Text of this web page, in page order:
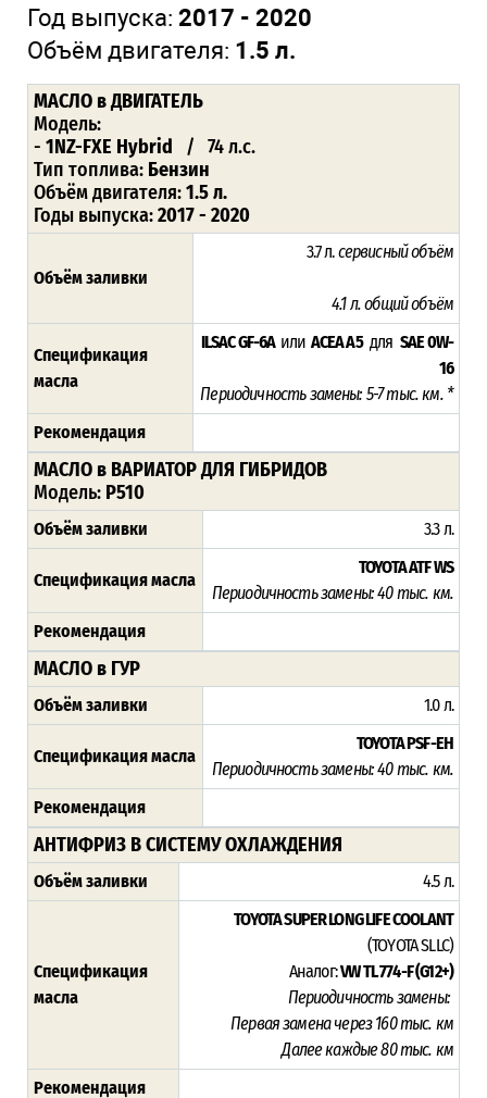
Год выпуска: 2017 - 2020
Объём двигателя: 1.5 л.
МАСЛО в ДВИГАТЕЛЬ
Модель:
- 1NZ-FXE Hybrid / 74 л.с.
Тип топлива: Бензин
Объём двигателя:1.5 л.
Годы выпуска:2017 - 2020
Объём заливки
3.7 л.сервисный объём
4.1 л.общий объём
Спецификация
масла
ILSAC GF-6A или ACEA A5для SAE 0W-
16
Периодичность замены: 5-7 тыс. км. *
Рекомендация
МАСЛО в ВАРИАТОР ДЛЯ ГИБРИДОВ
Модель: P510
Объём заливки 3.3 л.
Спецификация масла
TOYOTA ATF WS
Периодичность замены: 40 тыс. км.
Рекомендация
МАСЛО в ГУР
Объём заливки 1.0 л.
Спецификация масла
TOYOTA PSF-EH
Периодичность замены: 40 тыс. км.
Рекомендация
АНТИФРИЗ В СИСТЕМУ ОХЛАЖДЕНИЯ
Объём заливки 4.5 л.
Спецификация
масла
TOYOTA SUPER LONG LIFE COOLANT
(TOYOTA SLLC)
Аналог:VW TL 774-F (G12+)
Периодичность замены:
Первая замена через 160 тыс. км
Далее каждые 80 тыс. км
Рекомендация